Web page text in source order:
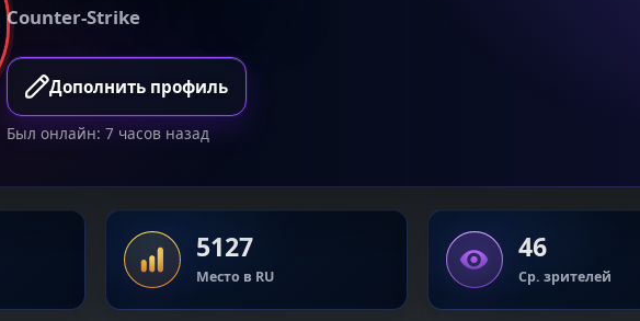
Counter-Strike
Дополнить профиль
Был онлайн: 7 часов назад
5127
Место в RU
46
Ср. зрителей